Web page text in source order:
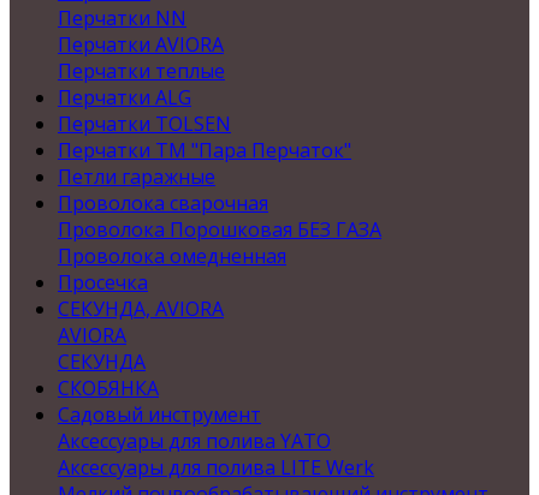
Перчатки NN
Перчатки AVIORA
Перчатки теплые
Перчатки ALG
Перчатки TOLSEN
Перчатки ТМ "Пара Перчаток"
Петли гаражные
Проволока сварочная
Проволока Порошковая БЕЗ ГАЗА
Проволока омедненная
Просечка
СЕКУНДА, AVIORA
AVIORA
СЕКУНДА
СКОБЯНКА
Садовый инструмент
Аксессуары для полива YATO
Аксессуары для полива LITE Werk